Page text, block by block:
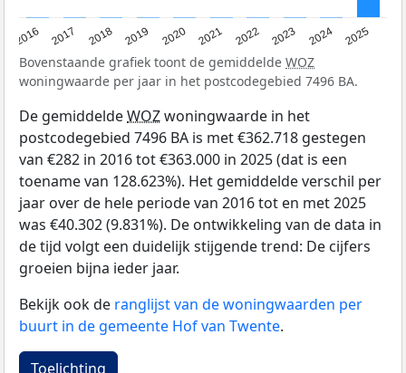
2016 2017 2018 2019 2020 2021 2022 2023 2024 2025
Bovenstaande grafiek toont de gemiddelde WOZ
woningwaarde per jaar in het postcodegebied 7496 BA.
De gemiddeldeWOZwoningwaarde in het
postcodegebied 7496 BA is met €362.718 gestegen
van €282 in 2016 tot €363.000 in 2025 (dat is een
toename van 128.623%). Het gemiddelde verschil per
jaar over de hele periode van 2016 tot en met 2025
was €40.302 (9.831%). De ontwikkeling van de data in
de tijd volgt een duidelijk stijgende trend: De cijfers
groeien bijna ieder jaar.
Bekijk ook de ranglijst van de woningwaarden per
buurt in de gemeente Hof van Twente.
Toelichting